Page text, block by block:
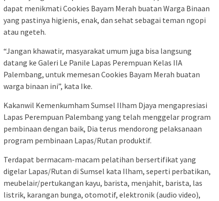
dapat menikmati Cookies Bayam Merah buatan Warga Binaan
yang pastinya higienis, enak, dan sehat sebagai teman ngopi
atau ngeteh.
“Jangan khawatir, masyarakat umum juga bisa langsung
datang ke Galeri Le Panile Lapas Perempuan Kelas IIA
Palembang, untuk memesan Cookies Bayam Merah buatan
warga binaan ini”, kata Ike.
Kakanwil Kemenkumham Sumsel Ilham Djaya mengapresiasi
Lapas Perempuan Palembang yang telah menggelar program
pembinaan dengan baik, Dia terus mendorong pelaksanaan
program pembinaan Lapas/Rutan produktif.
Terdapat bermacam-macam pelatihan bersertifikat yang
digelar Lapas/Rutan di Sumsel kata Ilham, seperti perbatikan,
meubelair/pertukangan kayu, barista, menjahit, barista, las
listrik, karangan bunga, otomotif, elektronik (audio video),